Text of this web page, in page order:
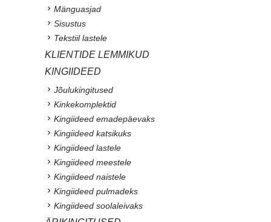
Mänguasjad
Sisustus
Tekstiil lastele
KLIENTIDE LEMMIKUD
KINGIIDEED
Jõulukingitused
Kinkekomplektid
Kingiideed emadepäevaks
Kingiideed katsikuks
Kingiideed lastele
Kingiideed meestele
Kingiideed naistele
Kingiideed pulmadeks
Kingiideed soolaleivaks